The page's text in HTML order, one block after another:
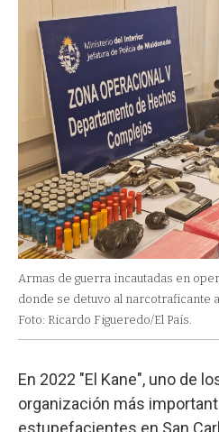
Armas de guerra incautadas en
donde se detuvo al narcotraficante
Foto: Ricardo Figueredo/El País.
En 2022 "El Kane", uno de
organización más
estupefacientes en San